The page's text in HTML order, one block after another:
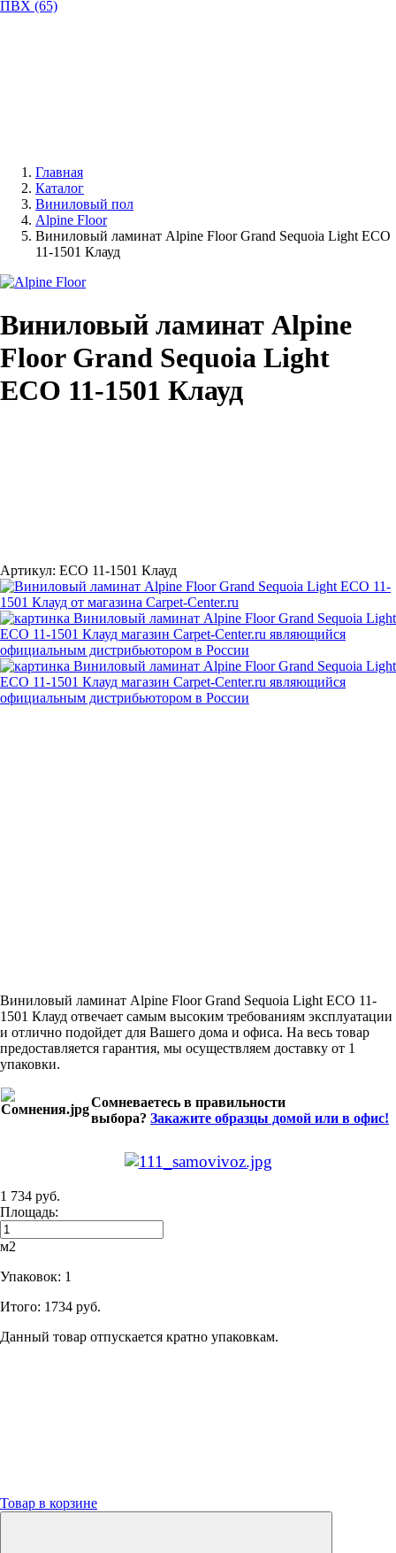
ПВХ (65)
Главная
Каталог
Виниловый пол
Alpine Floor
Виниловый ламинат Alpine Floor Grand Sequoia Light ECO
11-1501 Клауд
Виниловый ламинат Alpine
Floor Grand Sequoia Light
ECO 11-1501 Клауд
Артикул: ECO 11-1501 Клауд
Виниловый ламинат Alpine Floor Grand Sequoia Light ECO 11-
1501 Клауд отвечает самым высоким требованиям эксплуатации
и отлично подойдет для Вашего дома и офиса. На весь товар
предоставляется гарантия, мы осуществляем доставку от 1
упаковки.
Сомневаетесь в правильности
выбора? Закажите образцы домой или в офис!
1 734 руб.
Площадь:
м2
Упаковок: 1
Итого: 1734 руб.
Данный товар отпускается кратно упаковкам.
Товар в корзине